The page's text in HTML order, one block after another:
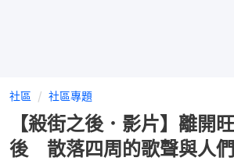
社區 社區專題
【殺街之後．影片】離開
後 散落四周的歌聲與人們